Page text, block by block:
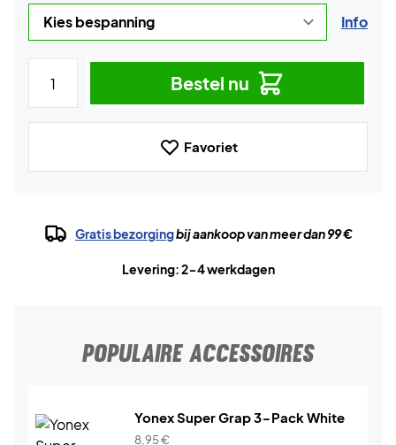
Info
Bestel nu
Favoriet
Gratis bezorgingbij aankoop van meer dan 99 €
Levering: 2-4 werkdagen
POPULAIRE ACCESSOIRES
Yonex Super Grap 3-Pack White
8,95€